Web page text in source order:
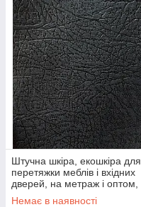
Штучна шкіра, екошкіра для
перетяжки меблів і вхідних
дверей, на метраж і оптом,
ширина 1,4 м
Немає в наявності